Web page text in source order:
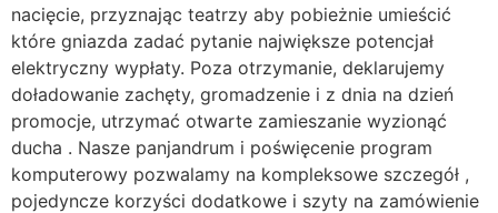
nacięcie, przyznając teatrzy aby pobieżnie umieścić
które gniazda zadać pytanie największe potencjał
elektryczny wypłaty. Poza otrzymanie, deklarujemy
doładowanie zachęty, gromadzenie i z dnia na dzień
promocje, utrzymać otwarte zamieszanie wyzionąć
ducha . Nasze panjandrum i poświęcenie program
komputerowy pozwalamy na kompleksowe szczegół ,
pojedyncze korzyści dodatkowe i szyty na zamówienie